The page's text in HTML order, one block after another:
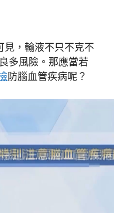
見，輸液不只不克不
多風險。那應當若
防腦血管疾病呢？